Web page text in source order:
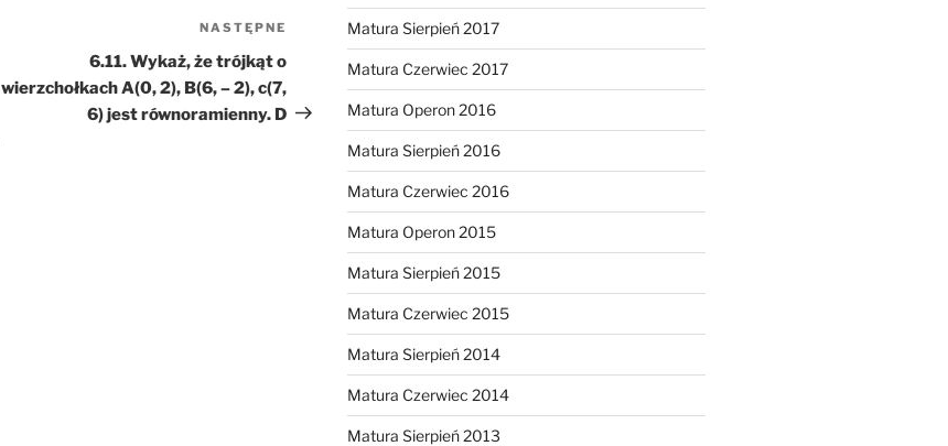
Następny
wpis
NASTĘPNE
6.11. Wykaż, że trójkąt o
wierzchołkach A(0, 2), B(6, – 2), c(7,
6) jest równoramienny. D
Matura Sierpień 2017
Matura Czerwiec 2017
Matura Operon 2016
Matura Sierpień 2016
Matura Czerwiec 2016
Matura Operon 2015
Matura Sierpień 2015
Matura Czerwiec 2015
Matura Sierpień 2014
Matura Czerwiec 2014
Matura Sierpień 2013